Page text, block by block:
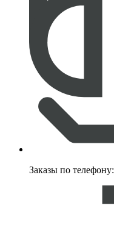
Заказы по телефону: